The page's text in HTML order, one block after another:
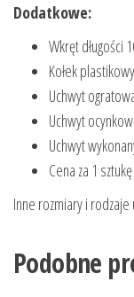
Dodatkowe:
Wkręt długości
Kołek
Uchwyt
Uchwyt
Uchwyt
Cena za 1
Inne rozmiary i rodzaje
Podobne